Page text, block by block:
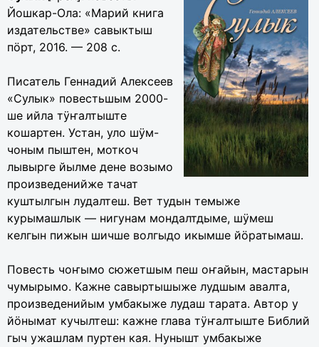
Йошкар-Ола: «Марий книга
издательстве» савыктыш
пöрт, 2016. — 208 с.
Писатель Геннадий Алексеев
«Сулык» повестьшым 2000-
ше ийла тÿҥалтыште
кошартен. Устан, уло шÿм-
чоным пыштен, моткоч
лывырге йылме дене возымо
произведенийже тачат
куштылгын лудалтеш. Вет тудын темыже
курымашлык — нигунам мондалтдыме, шÿмеш
келгын пижын шичше волгыдо икымше йöратымаш.
Повесть чоҥымо сюжетшым пеш оҥайын, мастарын
чумырымо. Кажне савыртышыже лудшым авалта,
произведенийым умбакыже лудаш тарата. Автор у
йöнымат кучылтеш: кажне глава тÿҥалтыште Библий
гыч ужашлам пуртен кая. Нунышт умбакыже